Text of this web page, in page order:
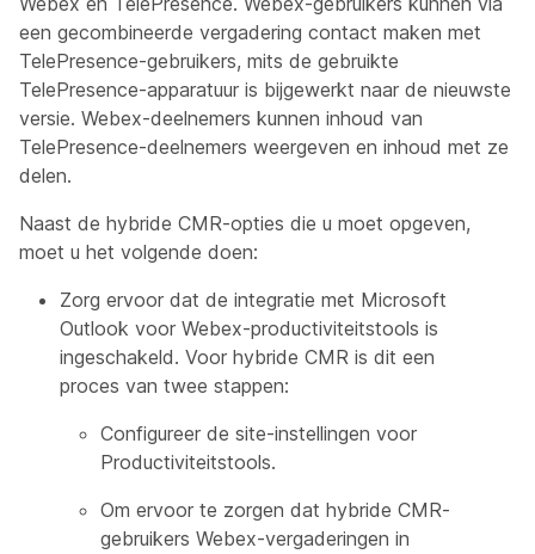
een gecombineerde vergadering contact maken met
TelePresence-gebruikers, mits de gebruikte
TelePresence-apparatuur is bijgewerkt naar de nieuwste
versie. Webex-deelnemers kunnen inhoud van
TelePresence-deelnemers weergeven en inhoud met ze
delen.
Naast de hybride CMR-opties die u moet opgeven,
moet u het volgende doen:
Zorg ervoor dat de integratie met Microsoft
Outlook voor Webex-productiviteitstools is
ingeschakeld. Voor hybride CMR is dit een
proces van twee stappen:
Configureer de site-instellingen voor
Productiviteitstools.
Om ervoor te zorgen dat hybride CMR-
gebruikers Webex-vergaderingen in